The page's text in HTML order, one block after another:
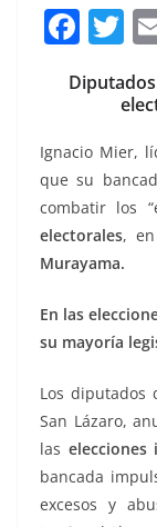
F
c
e
b
o
o
k
T
w
itt
er
Ignacio Mier,
que su
combatir los
electorales,
Murayama.
En las
su mayoría
Los diputados
San Lázaro,
las elecciones
bancada
excesos y